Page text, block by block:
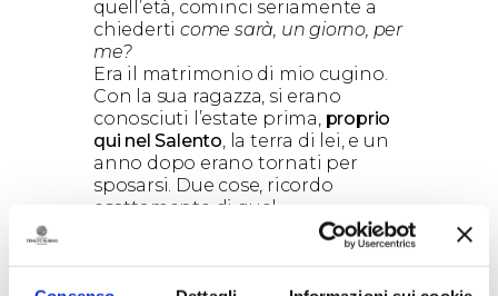
quell’età, cominci seriamente a
chiederticome sarà, un giorno, per
me?
Era il matrimonio di mio cugino.
Con la sua ragazza, si erano
conosciuti l’estate prima, proprio
qui nel Salento , la terra di lei, e un
anno dopo erano tornati per
sposarsi. Due cose, ricordo
esattamente di quel
Le stradine intorno al
talmente costipate
dalle auto degli invitati che le